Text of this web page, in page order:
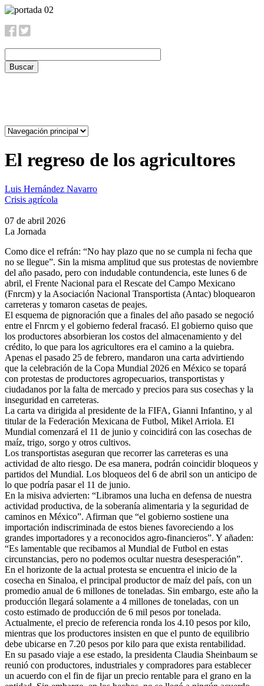
Pasar
contenido
El regreso de los agricultores
Luis Hernández Navarro
Crisis agrícola
07 de abril 2026
La Jornada
Como dice el refrán: “No hay plazo que no se cumpla ni fecha que
no se llegue”. Sin la misma amplitud que sus protestas de noviembre
del año pasado, pero con indudable contundencia, este lunes 6 de
abril, el Frente Nacional para el Rescate del Campo Mexicano
(Fnrcm) y la Asociación Nacional Transportista (Antac) bloquearon
carreteras y tomaron casetas de peajes.
El esquema de pignoración que a finales del año pasado se negoció
entre el Fnrcm y el gobierno federal fracasó. El gobierno quiso que
los productores absorbieran los costos del almacenamiento y del
crédito, lo que para los agricultores era el camino a la quiebra.
Apenas el pasado 25 de febrero, mandaron una carta advirtiendo
que la celebración de la Copa Mundial 2026 en México se topará
con protestas de productores agropecuarios, transportistas y
ciudadanos por la falta de mercado y precios para sus cosechas y la
inseguridad en carreteras.
La carta va dirigida al presidente de la FIFA, Gianni Infantino, y al
titular de la Federación Mexicana de Futbol, Mikel Arriola. El
Mundial comenzará el 11 de junio y coincidirá con las cosechas de
maíz, trigo, sorgo y otros cultivos.
Los transportistas aseguran que recorrer las carreteras es una
actividad de alto riesgo. De esa manera, podrán coincidir bloqueos y
partidos del Mundial. Los bloqueos del 6 de abril son un anticipo de
lo que podría pasar el 11 de junio.
En la misiva advierten: “Libramos una lucha en defensa de nuestra
actividad productiva, de la soberanía alimentaria y la seguridad de
caminos en México”. Afirman que “el gobierno sostiene una
importación indiscriminada de estos bienes favoreciendo a los
grandes importadores y a reconocidos agro-financieros”. Y añaden:
“Es lamentable que recibamos al Mundial de Futbol en estas
circunstancias, pero no podemos ocultar nuestra desesperación”.
En el horizonte de la actual protesta se encuentra el inicio de la
cosecha en Sinaloa, el principal productor de maíz del país, con un
promedio anual de 6 millones de toneladas. Sin embargo, este año la
producción llegará solamente a 4 millones de toneladas, con un
costo estimado de producción de 6 mil pesos por tonelada.
Actualmente, el precio de referencia ronda los 4.10 pesos por kilo,
mientras que los productores insisten en que el punto de equilibrio
debe ubicarse en 7.20 pesos por kilo para que exista rentabilidad.
En su pasado viaje a ese estado, la presidenta Claudia Sheinbaum se
reunió con productores, industriales y compradores para establecer
un acuerdo con el fin de fijar un precio rentable para el grano en la